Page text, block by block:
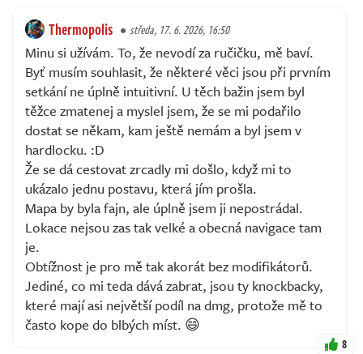
Thermopolis středa, 17. 6. 2026, 16:50
Minu si užívám. To, že nevodí za ručičku, mě baví.
Byť musím souhlasit, že některé věci jsou při prvním
setkání ne úplně intuitivní. U těch bažin jsem byl
těžce zmatenej a myslel jsem, že se mi podařilo
dostat se někam, kam ještě nemám a byl jsem v
hardlocku. :D
Že se dá cestovat zrcadly mi došlo, když mi to
ukázalo jednu postavu, která jím prošla.
Mapa by byla fajn, ale úplně jsem ji nepostrádal.
Lokace nejsou zas tak velké a obecná navigace tam
je.
Obtížnost je pro mě tak akorát bez modifikátorů.
Jediné, co mi teda dává zabrat, jsou ty knockbacky,
které mají asi největší podíl na dmg, protože mě to
často kope do blbých míst. 😄
8